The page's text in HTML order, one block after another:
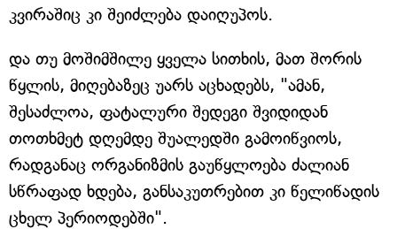
კვირაშიც კი შეიძლება დაიღუპოს.
და თუ მოშიმშილე ყველა სითხის, მათ შორის
წყლის, მიღებაზეც უარს აცხადებს, "ამან,
შესაძლოა, ფატალური შედეგი შვიდიდან
თოთხმეტ დღემდე შუალედში გამოიწვიოს,
რადგანაც ორგანიზმის გაუწყლოება ძალიან
სწრაფად ხდება, განსაკუთრებით კი წელიწადის
ცხელ პერიოდებში".